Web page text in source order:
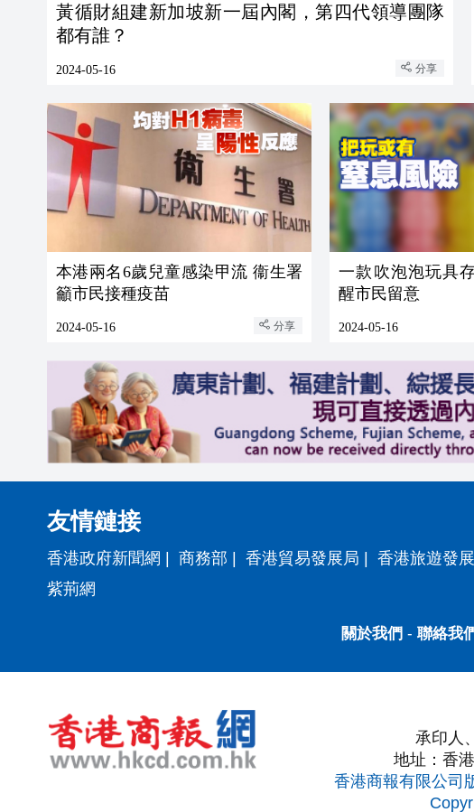
黃循財組建新加坡新一屆內閣，第四代領導團隊
都有誰？
2024-05-16 分享
本港兩名6歲兒童感染甲流 衞生署
籲市民接種疫苗
2024-05-16 分享
一款吹泡泡玩具
醒市民留意
2024-05-16
友情鏈接
香港政府新聞網 | 商務部 | 香港貿易發展局 | 香港旅遊發
紫荊網
關於我們 - 聯絡我
承印人
地址：香
香港商報有限公司